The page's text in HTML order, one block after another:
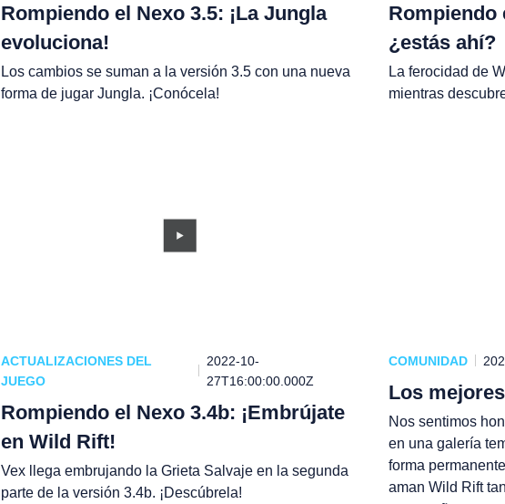
Rompiendo el Nexo 3.5: ¡La Jungla
evoluciona!
Los cambios se suman a la versión 3.5 con una nueva
forma de jugar Jungla. ¡Conócela!
Rompiendo
¿estás ahí?
La ferocidad de
mientras
ACTUALIZACIONES DEL
JUEGO
2022-10-
27T16:00:00.000Z
Rompiendo el Nexo 3.4b: ¡Embrújate
en Wild Rift!
Vex llega embrujando la Grieta Salvaje en la segunda
parte de la versión 3.4b. ¡Descúbrela!
COMUNIDAD
Los
Nos sentimos
en una galería
forma
aman Wild Rift